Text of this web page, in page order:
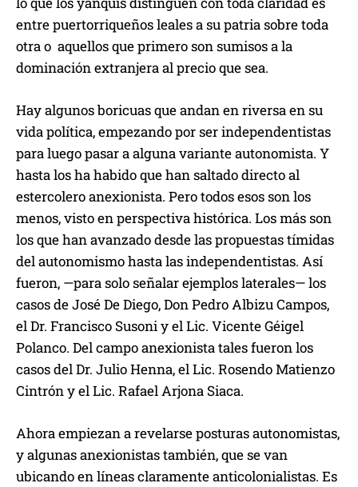
entre puertorriqueños leales a su patria sobre toda
otra o aquellos que primero son sumisos a la
dominación extranjera al precio que sea.
Hay algunos boricuas que andan en riversa en su
vida política, empezando por ser independentistas
para luego pasar a alguna variante autonomista. Y
hasta los ha habido que han saltado directo al
estercolero anexionista. Pero todos esos son los
menos, visto en perspectiva histórica. Los más son
los que han avanzado desde las propuestas tímidas
del autonomismo hasta las independentistas. Así
fueron, —para solo señalar ejemplos laterales— los
casos de José De Diego, Don Pedro Albizu Campos,
el Dr. Francisco Susoni y el Lic. Vicente Géigel
Polanco. Del campo anexionista tales fueron los
casos del Dr. Julio Henna, el Lic. Rosendo Matienzo
Cintrón y el Lic. Rafael Arjona Siaca.
Ahora empiezan a revelarse posturas autonomistas,
y algunas anexionistas también, que se van
ubicando en líneas claramente anticolonialistas. Es